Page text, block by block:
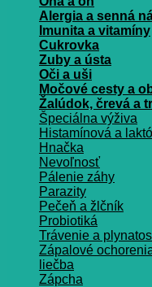
Alergia a senná
Imunita a vitamíny
Cukrovka
Zuby a ústa
Oči a uši
Močové cesty a
Žalúdok, črevá a
Špeciálna výživa
Histamínová a
Hnačka
Nevoľnosť
Pálenie záhy
Parazity
Pečeň a žlčník
Probiotiká
Trávenie a
Zápalové
liečba
Zápcha